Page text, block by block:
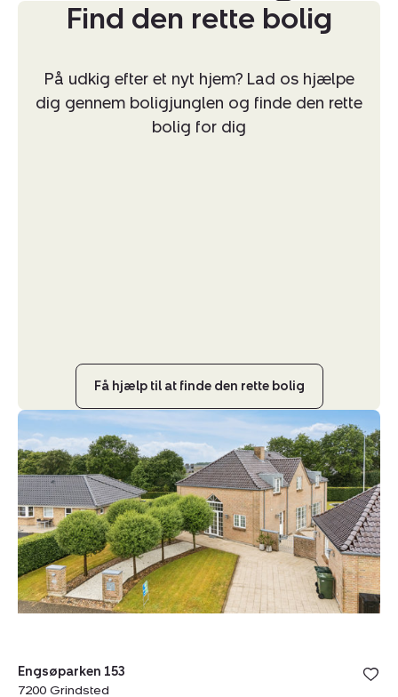
Find den rette bolig
På udkig efter et nyt hjem? Lad os hjælpe
dig gennem boligjunglen og finde den rette
bolig for dig
Få hjælp til at finde den rette bolig
Villa:
Engsøparken
153,
7200
Grindsted
Engsøparken 153
7200 Grindsted